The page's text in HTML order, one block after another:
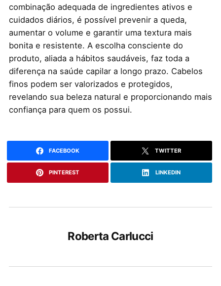
combinação adequada de ingredientes ativos e
cuidados diários, é possível prevenir a queda,
aumentar o volume e garantir uma textura mais
bonita e resistente. A escolha consciente do
produto, aliada a hábitos saudáveis, faz toda a
diferença na saúde capilar a longo prazo. Cabelos
finos podem ser valorizados e protegidos,
revelando sua beleza natural e proporcionando mais
confiança para quem os possui.
FACEBOOK TWITTER
PINTEREST LINKEDIN
Roberta Carlucci